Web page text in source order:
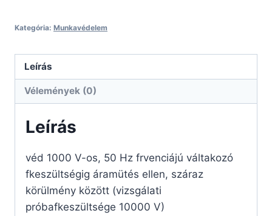
Kategória: Munkavédelem
Leírás
Vélemények (0)
Leírás
véd 1000 V-os, 50 Hz frvenciájú váltakozó
fkeszültségig áramütés ellen, száraz
körülmény között (vizsgálati
próbafkeszültsége 10000 V)